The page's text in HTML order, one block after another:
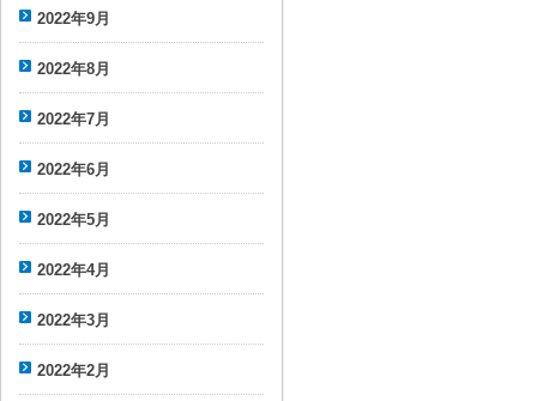
2022年9月
2022年8月
2022年7月
2022年6月
2022年5月
2022年4月
2022年3月
2022年2月